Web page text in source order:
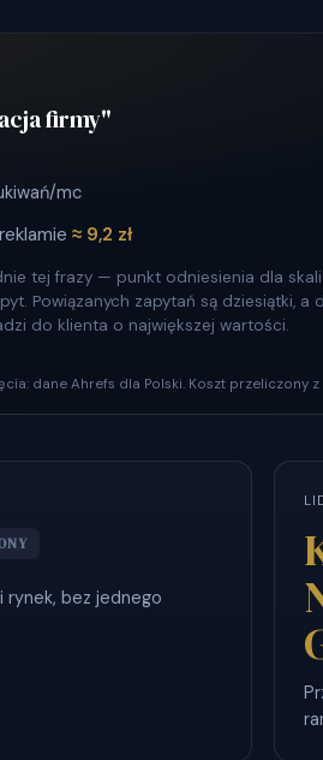
firmy"
mc
≈ 9,2 zł
tej frazy — punkt odniesienia dla skali
Powiązanych zapytań są dziesiątki, a
do klienta o największej wartości.
dane Ahrefs dla Polski. Koszt przeliczony
rynek, bez jednego